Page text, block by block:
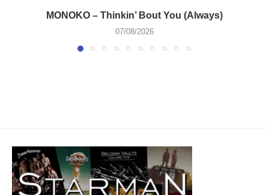
MONOKO – Thinkin’ Bout You (Always)
07/08/2026